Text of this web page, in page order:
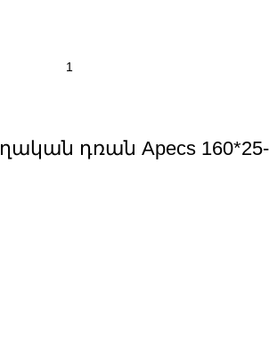
դռան Apecs 160*25-